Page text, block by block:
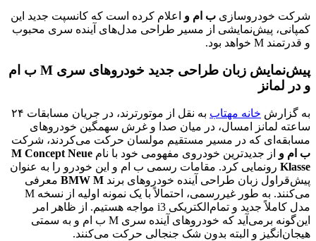
شرکت خودروسازی ب ام و اعلام کرده است که کانسپت جدید این
کمپانی، پیش‌نمایشی از مسیر طراحی مدل‌های آینده سری محبوب
و قدرتمند M خواهد بود.
پیش‌نمایش زبان طراحی جدید خودروهای سری M ب ام
و در لمانز
به گزارش خانه مهتاب
به نقل از موتورترند، در جریان مسابقات ۲۴
ساعته لمانز امسال، در میان صدا و غرش سهمگین خودروهای
مسابقه‌ای که در مسیر مستقیم مولسان حرکت می‌کردند، شرکت
ب ام و از جدیدترین خودروی مفهومی خود با نام M Concept Neue
Klasse رونمایی کرد. مقامات رسمی ب ام و این خودرو را به عنوان
پیش‌قراول زبان طراحی آینده خودروهای برند BMW M معرفی
می‌کنند. به طور غیررسمی، احتمالاً با یک نمونه اولیه از نسخه M
مدل کاملاً جدید و تمام‌الکتریکی i3 مواجه هستیم. از ظاهر امر
این‌گونه برمی‌آید که خودروهای آینده سری M ب ام و به سمتی
هیجان‌انگیز و البته بدون شک جنجالی حرکت می‌کنند.